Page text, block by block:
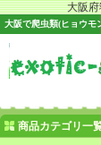
大阪府寝屋川市
大阪で爬虫類(ヒョウモ
商品カテゴリ一